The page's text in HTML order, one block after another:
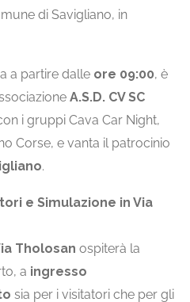
di Savigliano, in
a partire dalle ore 09:00, è
A.S.D. CV SC
i gruppi Cava Car Night,
Corse, e vanta il patrocinio
.
e Simulazione in Via
Tholosan ospiterà la
a ingresso
sia per i visitatori che per gli